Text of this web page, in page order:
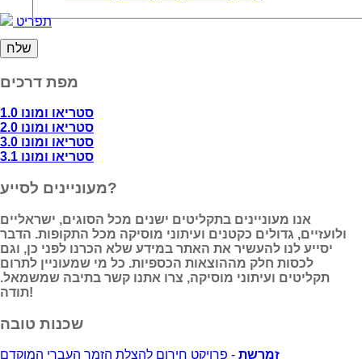
תפריט
מפת דרכים
סטריאו ומונו 1.0
סטריאו ומונו 2.0
סטריאו ומונו 3.0
סטריאו ומונו 3.1
מעוניינים לסייע?
אנו מעוניינים בתקליטים ישנים מכל הסוגים, ישראליים
ולועזיים, גדולים כקטנים ועיתוני מוסיקה מכל התקופות. הדבר
יסייע לנו להעשיר את האתר במידע שלא הכרנו לפני כן, וגם
לכסות חלק מההוצאות הכספיות. כל מי שמעוניין לתרום
תקליטים ועיתוני מוסיקה, צרו אתנו קשר בתיבה שמשמאל.
תודה!
שכנות טובה
זמרשת - פרויקט חירום להצלת הזמר העברי המוקדם